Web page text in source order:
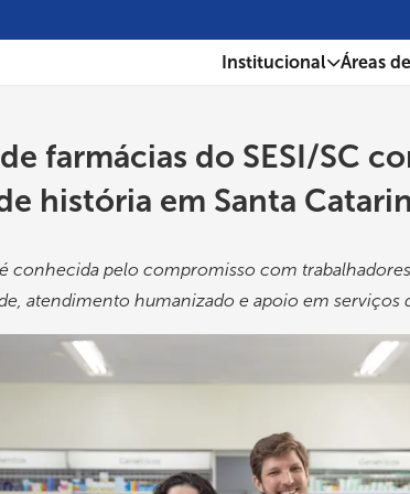
Institucional Áreas
farmácias do SESI/SC
história em Santa
conhecida pelo compromisso com
atendimento humanizado e apoio em serviços